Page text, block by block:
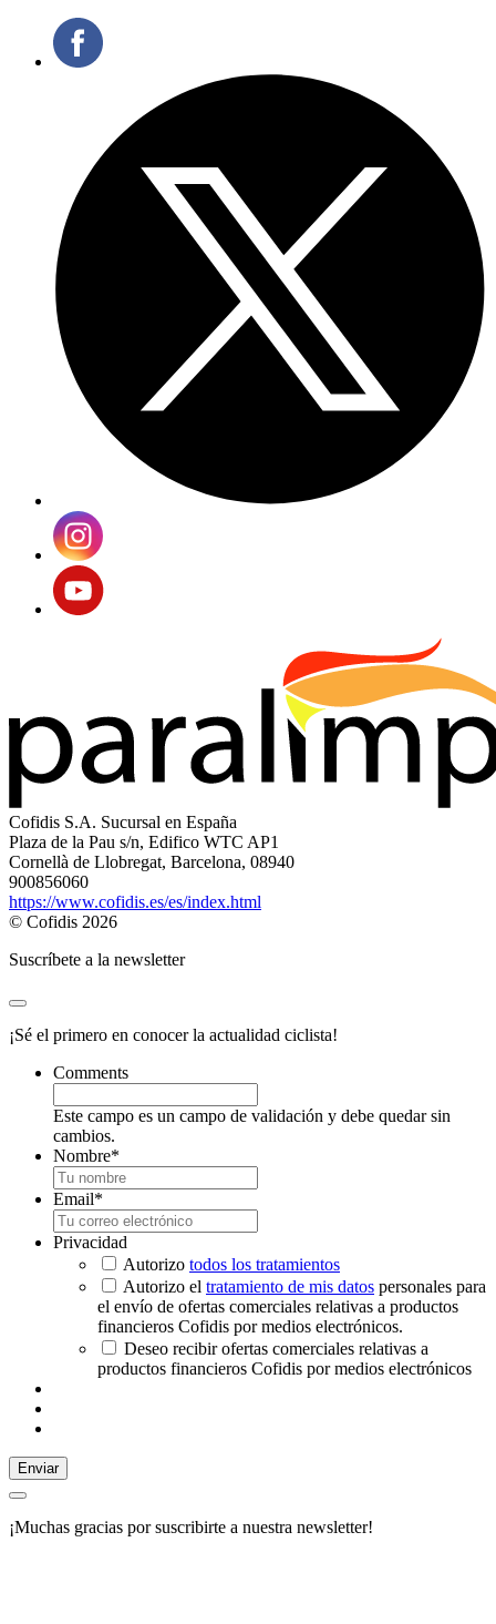
Cofidis S.A. Sucursal en España
Plaza de la Pau s/n, Edifico WTC AP1
Cornellà de Llobregat, Barcelona, 08940
900856060
https://www.cofidis.es/es/index.html
© Cofidis 2026
Suscríbete a la newsletter
¡Sé el primero en conocer la actualidad ciclista!
Comments
Este campo es un campo de validación y debe quedar sin
cambios.
Nombre*
Email*
Privacidad
Autorizo todos los tratamientos
Autorizo el tratamiento de mis datos personales para
el envío de ofertas comerciales relativas a productos
financieros Cofidis por medios electrónicos.
Deseo recibir ofertas comerciales relativas a
productos financieros Cofidis por medios electrónicos
Enviar
¡Muchas gracias por suscribirte a nuestra newsletter!